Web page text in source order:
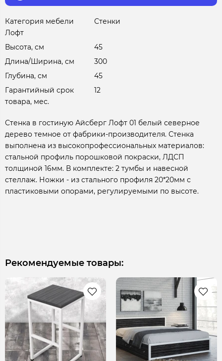
Категория мебели
Лофт
Стенки
Высота, см
45
Длина/Ширина, см
300
Глубина, см
45
Гарантийный срок
товара, мес.
12
Стенка в гостиную Айсберг Лофт 01 белый северное
дерево темное от фабрики-производителя. Стенка
выполнена из высокопрофессиональных материалов:
стальной профиль порошковой покраски, ЛДСП
толщиной 16мм. В комплекте: 2 тумбы и навесной
стеллаж. Ножки - из стального профиля 20*20мм с
пластиковыми опорами, регулируемыми по высоте.
Рекомендуемые товары: